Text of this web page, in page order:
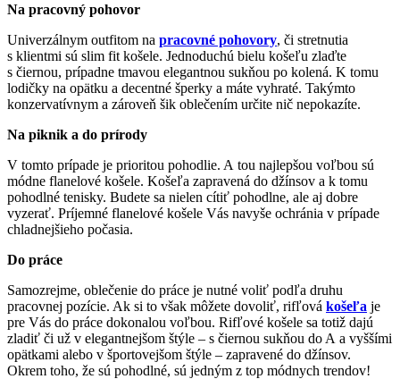
Na pracovný pohovor
Univerzálnym outfitom na pracovné pohovory, či stretnutia
s klientmi sú slim fit košele. Jednoduchú bielu košeľu zlaďte
s čiernou, prípadne tmavou elegantnou sukňou po kolená. K tomu
lodičky na opätku a decentné šperky a máte vyhraté. Takýmto
konzervatívnym a zároveň šik oblečením určite nič nepokazíte.
Na piknik a do prírody
V tomto prípade je prioritou pohodlie. A tou najlepšou voľbou sú
módne flanelové košele. Košeľa zapravená do džínsov a k tomu
pohodlné tenisky. Budete sa nielen cítiť pohodlne, ale aj dobre
vyzerať. Príjemné flanelové košele Vás navyše ochránia v prípade
chladnejšieho počasia.
Do práce
Samozrejme, oblečenie do práce je nutné voliť podľa druhu
pracovnej pozície. Ak si to však môžete dovoliť, rifľová košeľa je
pre Vás do práce dokonalou voľbou. Rifľové košele sa totiž dajú
zladiť či už v elegantnejšom štýle – s čiernou sukňou do A a vyššími
opätkami alebo v športovejšom štýle – zapravené do džínsov.
Okrem toho, že sú pohodlné, sú jedným z top módnych trendov!